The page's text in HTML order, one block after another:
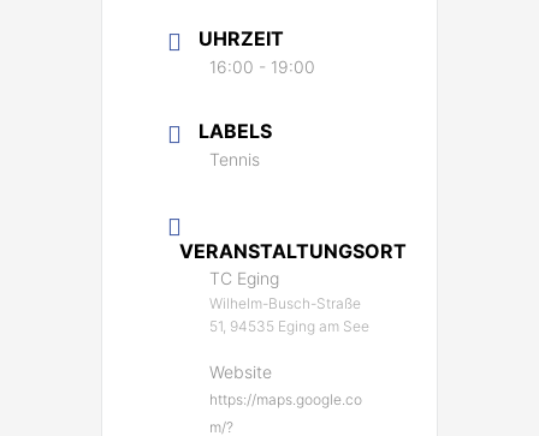
UHRZEIT
16:00 - 19:00
LABELS
Tennis
VERANSTALTUNGSORT
TC Eging
Wilhelm-Busch-Straße
51, 94535 Eging am See
Website
https://maps.google.co
m/?